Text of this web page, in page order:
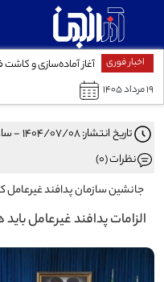
اخبار فوری آغاز آماده‌سازی و
۱۹ مرداد ۱۴۰۵
تاریخ انتشار: ۱۴۰۴/۰۷/۰۸ - ساعت ۱۱:۲۶
نظرات (0)
جانشین سازمان پدافند غیرعامل
الزامات پدافند غیرعامل